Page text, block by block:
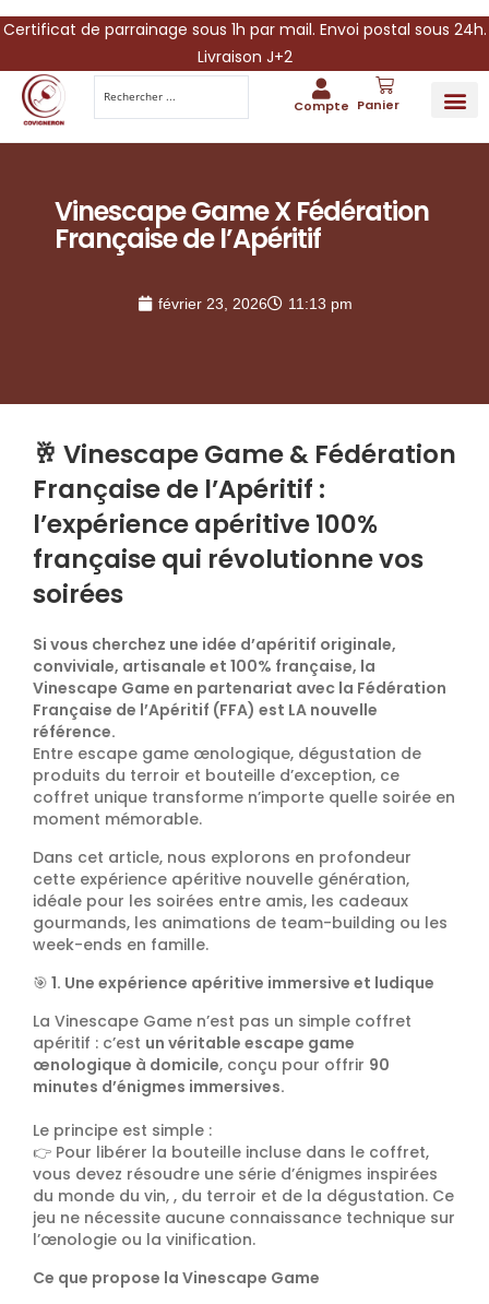
Certificat de parrainage sous 1h par mail. Envoi postal sous 24h.
Livraison J+2
Compte Panier
Vinescape Game X Fédération
Française de l’Apéritif
février 23, 2026 11:13 pm
🥂 Vinescape Game & Fédération
Française de l’Apéritif :
l’expérience apéritive 100%
française qui révolutionne vos
soirées
Si vous cherchez une idée d’apéritif originale,
conviviale, artisanale et 100% française, la
Vinescape Game en partenariat avec la Fédération
Française de l’Apéritif (FFA) est LA nouvelle
référence.
Entre escape game œnologique, dégustation de
produits du terroir et bouteille d’exception, ce
coffret unique transforme n’importe quelle soirée en
moment mémorable.
Dans cet article, nous explorons en profondeur
cette expérience apéritive nouvelle génération,
idéale pour les soirées entre amis, les cadeaux
gourmands, les animations de team-building ou les
week-ends en famille.
🎯 1. Une expérience apéritive immersive et ludique
La Vinescape Game n’est pas un simple coffret
apéritif : c’est un véritable escape game
œnologique à domicile, conçu pour offrir 90
minutes d’énigmes immersives.
Le principe est simple :
👉 Pour libérer la bouteille incluse dans le coffret,
vous devez résoudre une série d’énigmes inspirées
du monde du vin, , du terroir et de la dégustation. Ce
jeu ne nécessite aucune connaissance technique sur
l’œnologie ou la vinification.
Ce que propose la Vinescape Game